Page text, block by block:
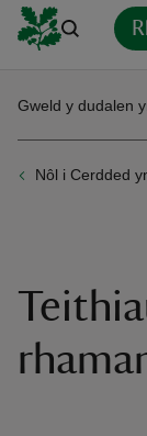
Nôl i Cerdded
Gweld y dudalen